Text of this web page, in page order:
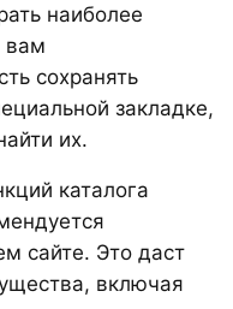
наиболее
вам
сохранять
закладке,
их.
каталога
сайте. Это даст
включая